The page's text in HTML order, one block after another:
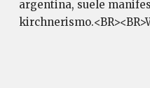
argentina, suele